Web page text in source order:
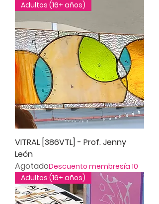
Adultos (16+ años)
VITRAL [386VTL] - Prof. Jenny
León
AgotadoDescuento membresía 10
Adultos (16+ años)